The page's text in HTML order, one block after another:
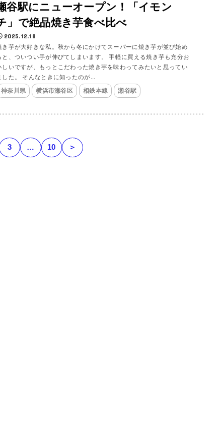
谷駅にニューオープン！「イモン
」で絶品焼き芋食べ比べ
2025.12.18
き芋が大好きな私。秋から冬にかけてスーパーに焼き芋が並び始め
と、ついつい手が伸びてしまいます。 手軽に買える焼き芋も充分お
しいですが、もっとこだわった焼き芋を味わってみたいと思ってい
した。 そんなときに知ったのが...
神奈川県 横浜市瀬谷区 相鉄本線 瀬谷駅
3 … 10 ＞